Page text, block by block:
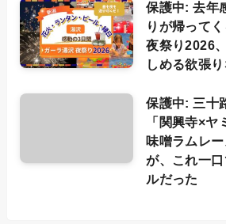
保護中: 去年
りが帰って
夜祭り2026
しめる欲張り
保護中: 三十
「関興寺×
味噌ラムレ
が、これ一
ルだった